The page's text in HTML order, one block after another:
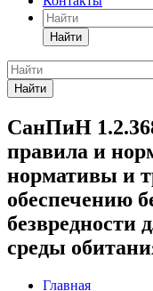
Найти
Найти
СанПиН
правила и
нормативы и
обеспечению
безвредности
среды
Главная